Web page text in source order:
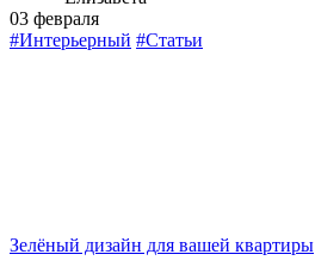
03 февраля
#Интерьерный #Статьи
Зелёный дизайн для вашей квартиры